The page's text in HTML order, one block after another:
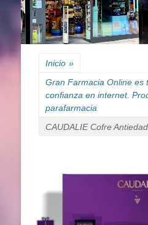
Inicio »
Gran Farmacia Online es
confianza en internet.
parafarmacia
CAUDALIE Cofre